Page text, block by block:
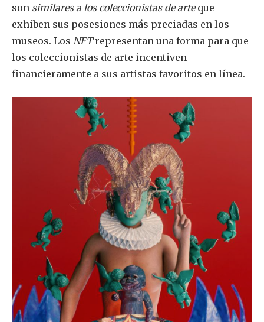
son similares a los coleccionistas de arteque
exhiben sus posesiones más preciadas en los
museos. Los NFTrepresentan una forma para que
los coleccionistas de arte incentiven
financieramente a sus artistas favoritos en línea.